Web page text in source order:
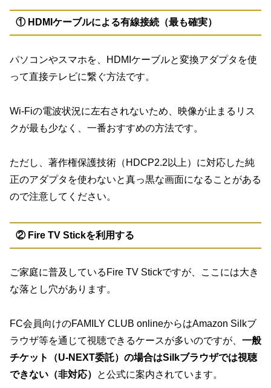
① HDMIケーブルによる有線接続（最も確実）
パソコンやスマホを、HDMIケーブルと変換アダプタを使
って直接テレビに繋ぐ方法です。
Wi-Fiの電波状況に左右されないため、映像が止まるリス
クが最も少なく、一番おすすめの方法です。
ただし、著作権保護技術（HDCP2.2以上）に対応した純
正のアダプタを使わないと真っ黒な画面になることがある
ので注意してください。
② Fire TV Stickを利用する
ご家庭に普及しているFire TV Stickですが、ここには大き
な落とし穴があります。
FC会員向けのFAMILY CLUB onlineからはAmazon Silkブ
ラウザ等を通じて視聴できるケースが多いのですが、 一般
チケット（U-NEXT委託）の場合はSilkブラウザでは視聴
できない（非対応）
と公式に案内されています。